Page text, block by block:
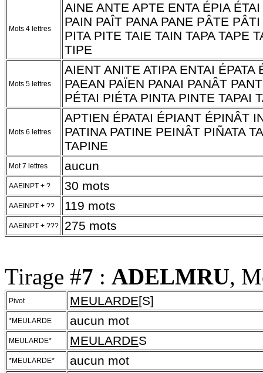
Mots 4 lettres
AINE ANTE APTE ENTA ÉPIA
PAIN PAÎT PANA PANE PÂTE
PITA PITE TAIE TAIN TAPA TAPE
TIPE
Mots 5 lettres
AIENT ANITE ATIPA ENTAI
PAEAN PAÏEN PANAI PANÂT
PÉTAI PIÉTA PINTA PINTE TAPAI
Mots 6 lettres
APTIEN ÉPATAI ÉPIANT ÉPINÂT
PATINA PATINE PEINÂT PIÑATA
TAPINE
Mot 7 lettres aucun
AAEINPT + ? 30 mots
AAEINPT + ?? 119 mots
AAEINPT + ??? 275 mots
Tirage #7 : ADELMRU,
Pivot MEULARDE[S]
*MEULARDE aucun mot
MEULARDE* MEULARDES
*MEULARDE* aucun mot